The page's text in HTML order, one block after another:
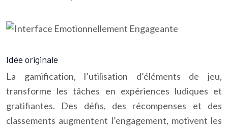
Idée originale
La gamification, l’utilisation d’éléments de jeu,
transforme les tâches en expériences ludiques et
gratifiantes. Des défis, des récompenses et des
classements augmentent l’engagement, motivent les